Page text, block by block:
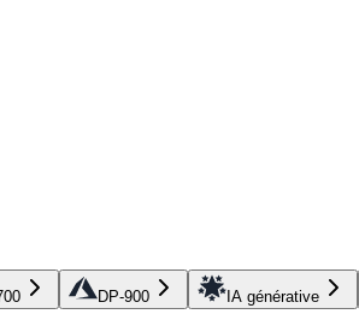
DP-900 IA générative